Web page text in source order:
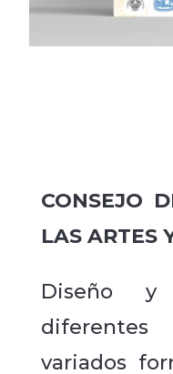
CONSEJO
LAS ARTES
Diseño y
variados